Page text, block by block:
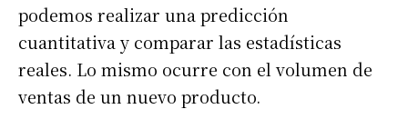
podemos realizar una predicción
cuantitativa y comparar las estadísticas
reales. Lo mismo ocurre con el volumen de
ventas de un nuevo producto.